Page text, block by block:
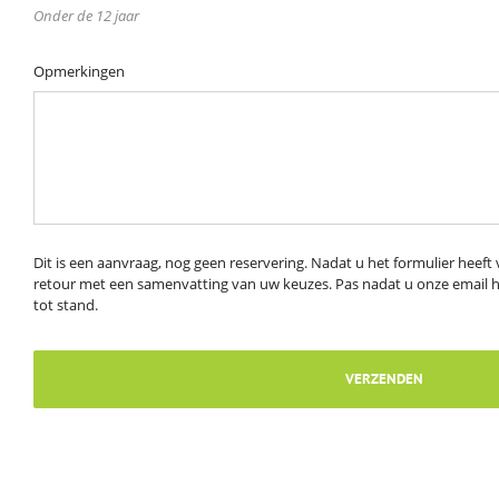
Onder de 12 jaar
Opmerkingen
Dit is een aanvraag, nog geen reservering. Nadat u het formulier
retour met een samenvatting van uw keuzes. Pas nadat u onze
tot stand.